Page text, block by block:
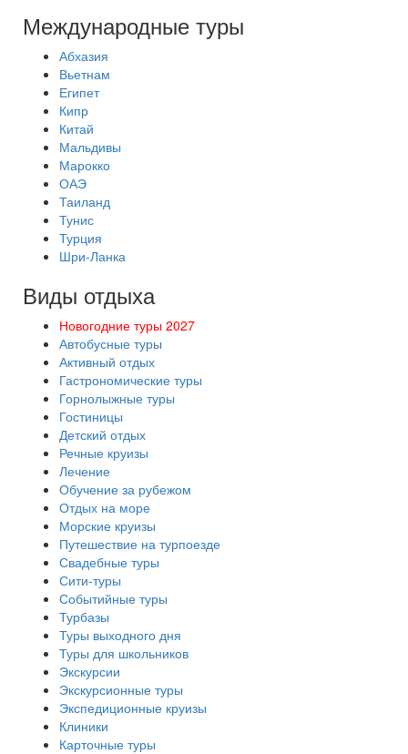
Международные туры
Абхазия
Вьетнам
Египет
Кипр
Китай
Мальдивы
Марокко
ОАЭ
Таиланд
Тунис
Турция
Шри-Ланка
Виды отдыха
Новогодние туры 2027
Автобусные туры
Активный отдых
Гастрономические туры
Горнолыжные туры
Гостиницы
Детский отдых
Речные круизы
Лечение
Обучение за рубежом
Отдых на море
Морские круизы
Путешествие на турпоезде
Свадебные туры
Сити-туры
Событийные туры
Турбазы
Туры выходного дня
Туры для школьников
Экскурсии
Экскурсионные туры
Экспедиционные круизы
Клиники
Карточные туры